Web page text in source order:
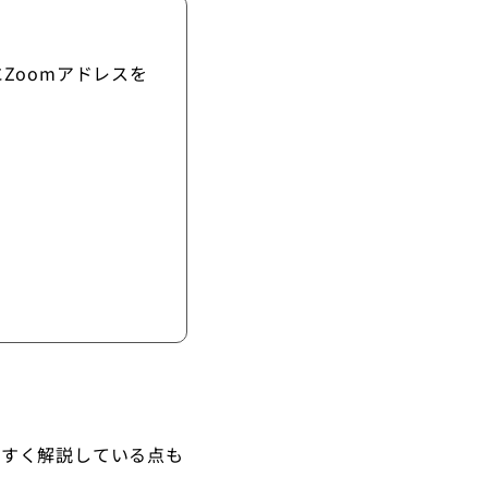
アドレスを
く解説している点も